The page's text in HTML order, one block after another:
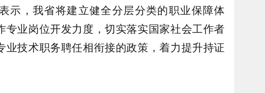
示，我省将建立健全分层分类的职业保障体
专业岗位开发力度，切实落实国家社会工作者
业技术职务聘任相衔接的政策，着力提升持证